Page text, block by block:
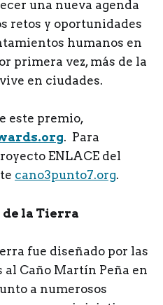
una nueva agenda
retos y oportunidades
humanos en
primera vez, más de la
en ciudades.
este premio,
. Para
ENLACE del
cano3punto7.org.
de la Tierra
fue diseñado por las
al Caño Martín Peña en
a numerosos